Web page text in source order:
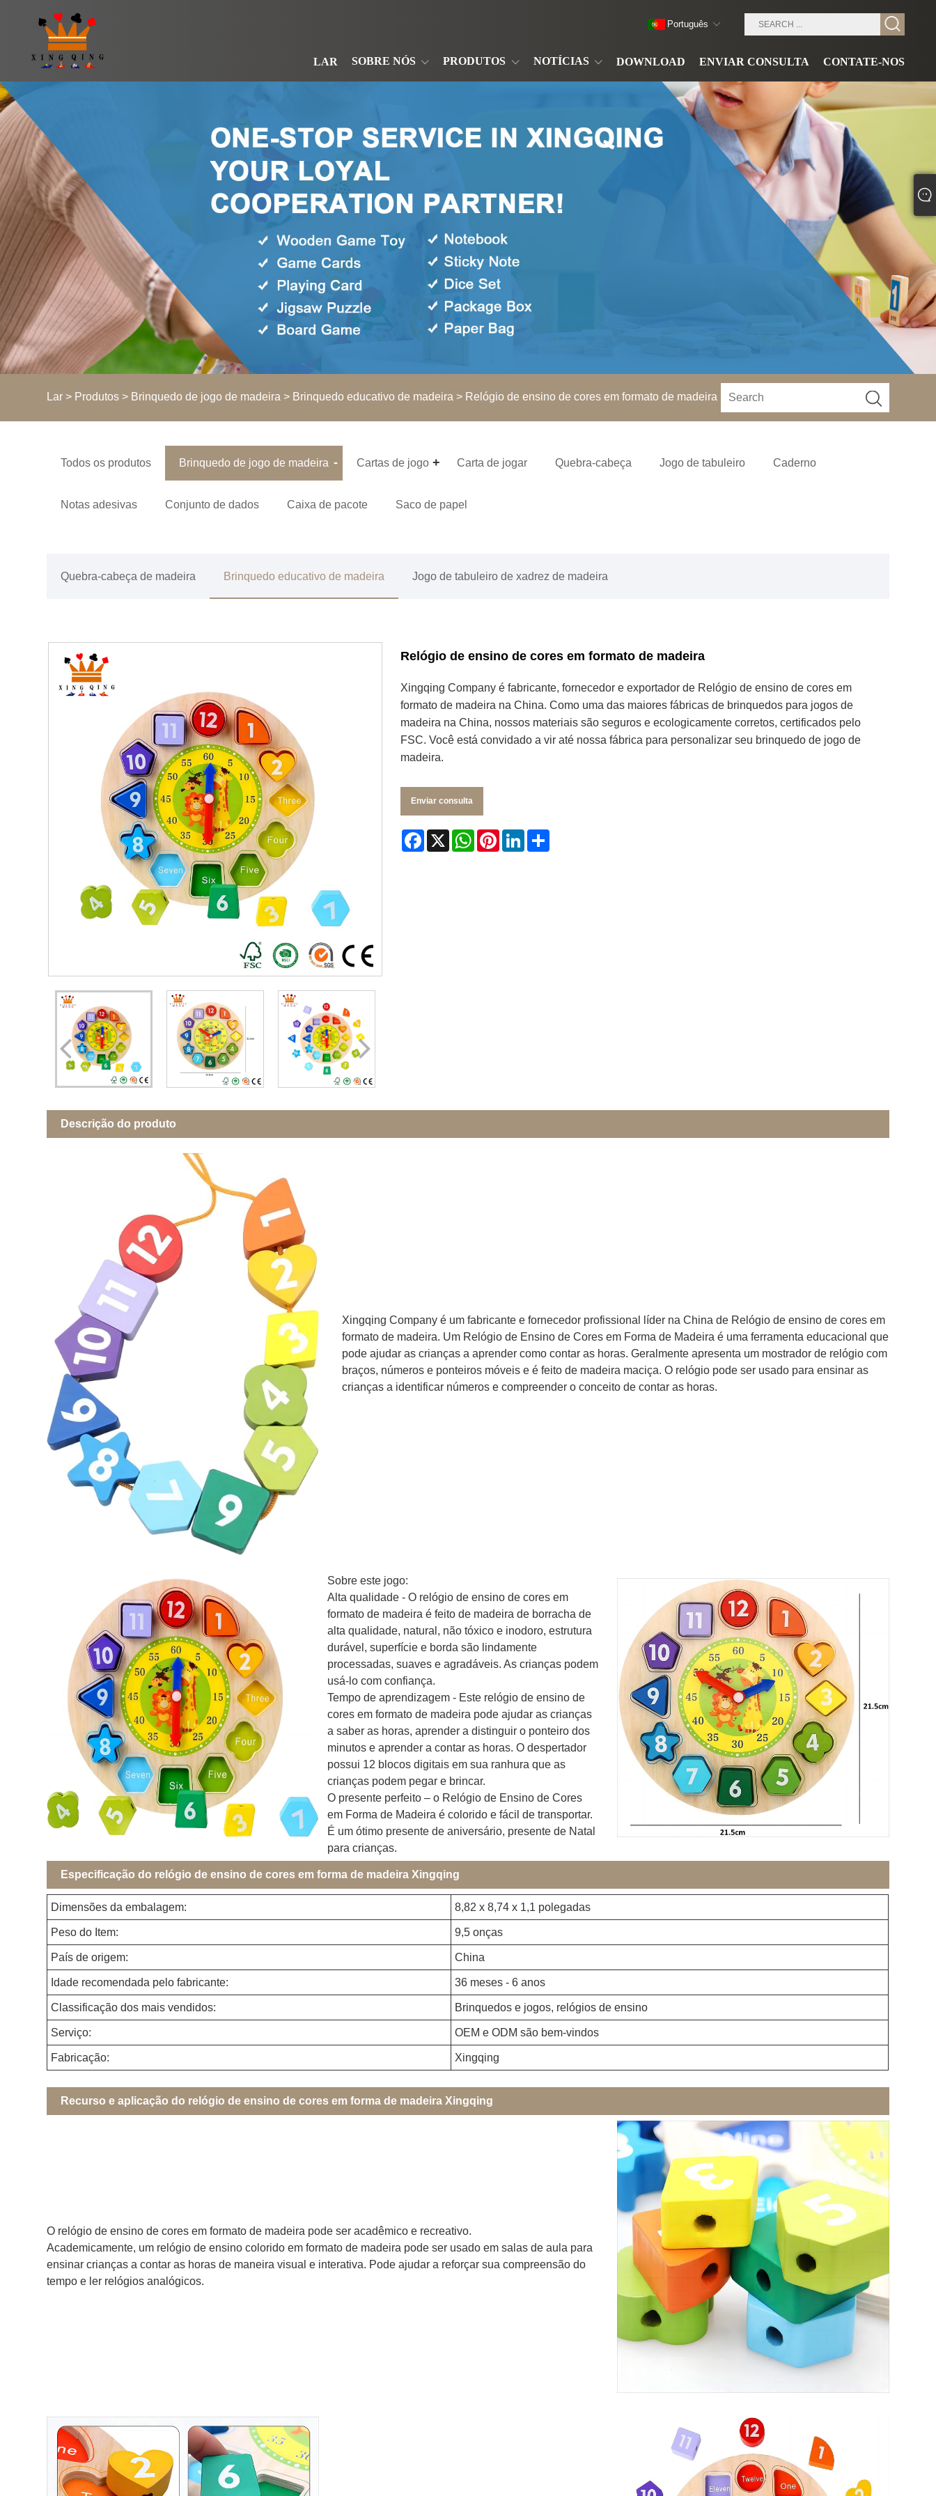
LAR SOBRE NÓS PRODUTOS NOTÍCIAS DOWNLOAD ENVIAR CONSULTA CONTATE-NOS
Português
Lar > Produtos > Brinquedo de jogo de madeira > Brinquedo educativo de madeira > Relógio de ensino de cores em formato de madeira
Todos os produtos Brinquedo de jogo de madeira Cartas de jogo Carta de jogar Quebra-cabeça Jogo de tabuleiro Caderno
Notas adesivas Conjunto de dados Caixa de pacote Saco de papel
Quebra-cabeça de madeira Brinquedo educativo de madeira Jogo de tabuleiro de xadrez de madeira
Relógio de ensino de cores em formato de madeira
Xingqing Company é fabricante, fornecedor e exportador de Relógio de ensino de cores em
formato de madeira na China. Como uma das maiores fábricas de brinquedos para jogos de
madeira na China, nossos materiais são seguros e ecologicamente corretos, certificados pelo
FSC. Você está convidado a vir até nossa fábrica para personalizar seu brinquedo de jogo de
madeira.
Enviar consulta
Facebook
X WhatsApp
PinterestLinkedIn
Descrição do produto
Xingqing Company é um fabricante e fornecedor profissional líder na China de Relógio de ensino de cores em
formato de madeira. Um Relógio de Ensino de Cores em Forma de Madeira é uma ferramenta educacional que
pode ajudar as crianças a aprender como contar as horas. Geralmente apresenta um mostrador de relógio com
braços, números e ponteiros móveis e é feito de madeira maciça. O relógio pode ser usado para ensinar as
crianças a identificar números e compreender o conceito de contar as horas.
Sobre este jogo:
Alta qualidade - O relógio de ensino de cores em
formato de madeira é feito de madeira de borracha de
alta qualidade, natural, não tóxico e inodoro, estrutura
durável, superfície e borda são lindamente
processadas, suaves e agradáveis. As crianças podem
usá-lo com confiança.
Tempo de aprendizagem - Este relógio de ensino de
cores em formato de madeira pode ajudar as crianças
a saber as horas, aprender a distinguir o ponteiro dos
minutos e aprender a contar as horas. O despertador
possui 12 blocos digitais em sua ranhura que as
crianças podem pegar e brincar.
O presente perfeito – o Relógio de Ensino de Cores
em Forma de Madeira é colorido e fácil de transportar.
É um ótimo presente de aniversário, presente de Natal
para crianças.
Especificação do relógio de ensino de cores em forma de madeira Xingqing
Dimensões da embalagem: 8,82 x 8,74 x 1,1 polegadas
Peso do Item: 9,5 onças
País de origem: China
Idade recomendada pelo fabricante: 36 meses - 6 anos
Classificação dos mais vendidos: Brinquedos e jogos, relógios de ensino
Serviço: OEM e ODM são bem-vindos
Fabricação: Xingqing
Recurso e aplicação do relógio de ensino de cores em forma de madeira Xingqing
O relógio de ensino de cores em formato de madeira pode ser acadêmico e recreativo.
Academicamente, um relógio de ensino colorido em formato de madeira pode ser usado em salas de aula para
ensinar crianças a contar as horas de maneira visual e interativa. Pode ajudar a reforçar sua compreensão do
tempo e ler relógios analógicos.